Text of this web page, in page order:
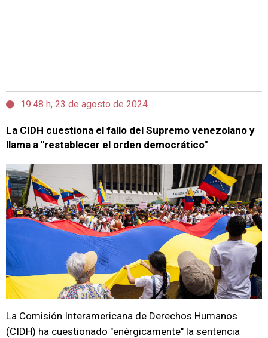
19:48 h, 23 de agosto de 2024
La CIDH cuestiona el fallo del Supremo venezolano y
llama a "restablecer el orden democrático"
La Comisión Interamericana de Derechos Humanos
(CIDH) ha cuestionado "enérgicamente" la sentencia